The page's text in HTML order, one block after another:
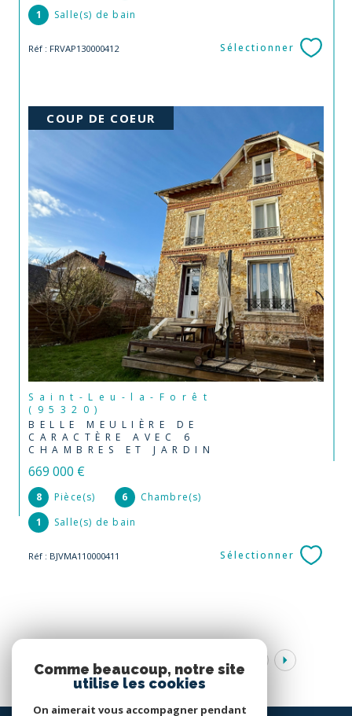
1
Salle(s) de bain
Réf : FRVAP130000412 Sélectionner
COUP DE COEUR
Saint-Leu-la-Forêt
(95320)
BELLE MEULIÈRE DE
CARACTÈRE AVEC 6
CHAMBRES ET JARDIN
669 000 €
8 Pièce(s) 6
Chambre(s)
1
Salle(s) de bain
Réf : BJVMA110000411 Sélectionner
Comme beaucoup, notre site
utilise les cookies
On aimerait vous accompagner pendant